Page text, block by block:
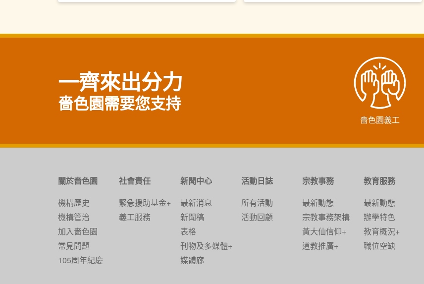
一齊來出分力
嗇色園需要您支持
嗇色園義工
關於嗇色園
機構歷史
機構管治
加入嗇色園
常見問題
105周年紀慶
社會責任
緊急援助基金+
義工服務
新聞中心
最新消息
新聞稿
表格
刊物及多媒體+
媒體廊
活動日誌
所有活動
活動回顧
宗教事務
最新動態
宗教事務架構
黃大仙信仰+
道教推廣+
教育服務
最新動態
辦學特色
教育概況+
職位空缺